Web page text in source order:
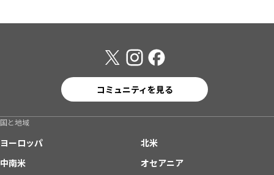
コミュニティを見る
国と地域
ヨーロッパ
北米
中南米
オセアニア